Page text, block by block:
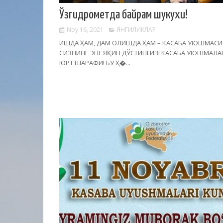
Ўзгидрометда байрам шукухи!
Noy 16, 2021 ЯНГИЛИКЛАР
ИШДА ҲАМ, ДАМ ОЛИШДА ҲАМ – КАСАБА УЮШМАСИ
СИЗНИНГ ЭНГ ЯҚИН ДЎСТИНГИЗ! КАСАБА
ЮРТ ШАРАФИ! БУ Ҳ�...